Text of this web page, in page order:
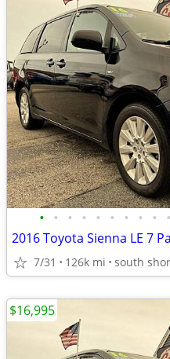
• • • • • • • • • •
2016 Toyota Sienna LE 7
7/31 126k mi south
$16,995